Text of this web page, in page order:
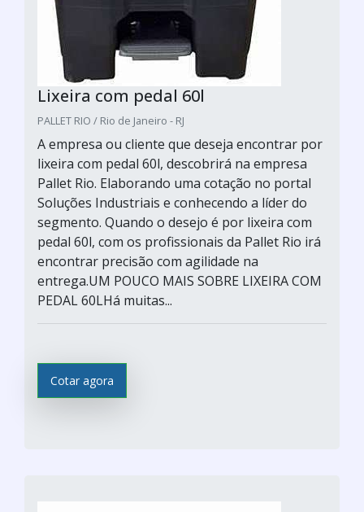
Lixeira com pedal 60l
PALLET RIO / Rio de Janeiro - RJ
A empresa ou cliente que deseja encontrar por
lixeira com pedal 60l, descobrirá na empresa
Pallet Rio. Elaborando uma cotação no portal
Soluções Industriais e conhecendo a líder do
segmento. Quando o desejo é por lixeira com
pedal 60l, com os profissionais da Pallet Rio irá
encontrar precisão com agilidade na
entrega.UM POUCO MAIS SOBRE LIXEIRA COM
PEDAL 60LHá muitas...
Cotar agora